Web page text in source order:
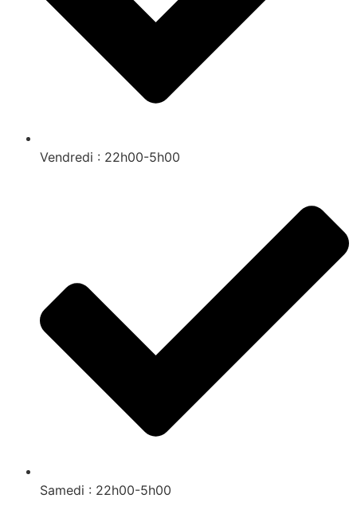
Vendredi : 22h00-5h00
Samedi : 22h00-5h00